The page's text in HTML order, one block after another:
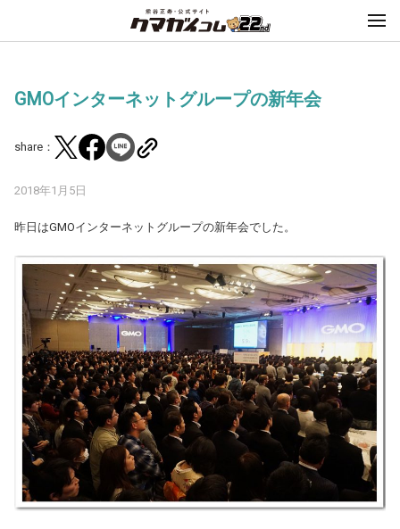
GMOインターネットグループの新年会
share：
2018年1月5日
昨日はGMOインターネットグループの新年会でした。